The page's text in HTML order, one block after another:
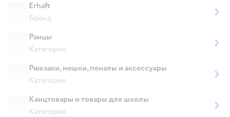
Erhaft
Бренд
Ранцы
Категория
Рюкзаки, мешки, пеналы и аксессуары
Категория
Канцтовары и товары для школы
Категория